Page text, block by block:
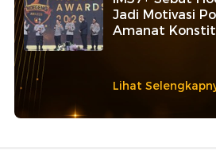
Jadi Motivasi
Amanat
Lihat